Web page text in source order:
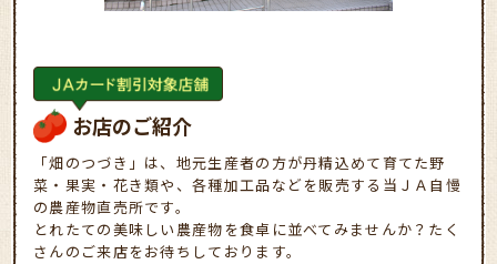
お店のご紹介
「畑のつづき」は、地元生産者の方が丹精込めて育てた野
菜・果実・花き類や、各種加工品などを販売する当ＪＡ自慢
の農産物直売所です。
とれたての美味しい農産物を食卓に並べてみませんか？たく
さんのご来店をお待ちしております。